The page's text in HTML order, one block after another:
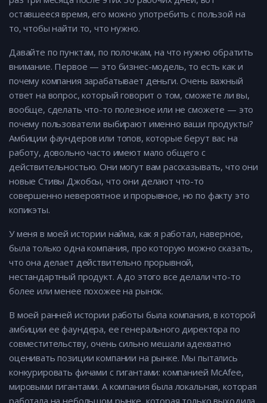
оставшееся время, его можно употребить с пользой на
то, чтобы найти то, что нужно.
Давайте по пунктам, по полочкам, на что нужно обратить
внимание. Первое — это бизнес-модель, то есть как и
почему компания зарабатывает деньги. Очень важный
ответ на вопрос, который говорит о том, сможете ли вы,
вообще, сделать что-то полезное или не сможете — это
почему пользователи выбирают именно ваши продукты?
Амбиции фаундеров или топов, которые берут вас на
работу, довольно часто имеют мало общего с
действительностью. Они могут вам рассказывать, что они
новые Стивы Джобсы, что они делают что-то
совершенно невероятное и прорывное, но по факту это
копикэты.
У меня в моей истории найма, как я работал, наверное,
была только одна компания, про которую можно сказать,
что она делает действительно прорывной,
нестандартный продукт. А до этого все делали что-то
более или менее похожее на рынок.
В моей ранней истории работы была компания, в которой
амбиции ее фаундера, ее генерального директора по
совместительству, очень сильно мешали адекватно
оценивать позиции компании на рынке. Мы пытались
конкурировать фичами с гигантами: компанией McAfee,
мировыми гигантами. А компания была локальная, которая